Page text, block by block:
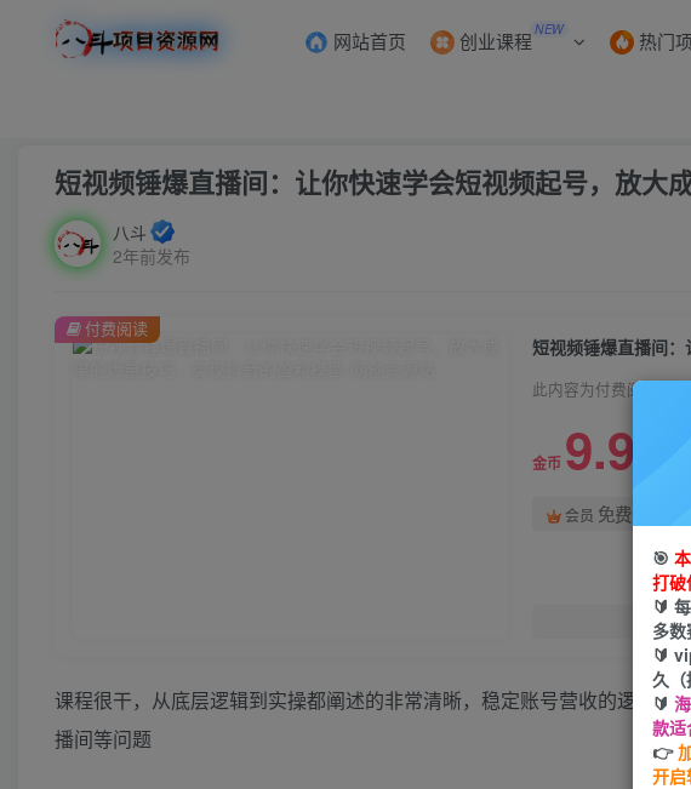
网站首页 创业课程 NEW 热门
短视频锤爆直播间：让你快速学会短视频起号，放大
八斗
2年前发布
此内容为付费阅读，请
金币 9.9
会员 免费
付费阅读
课程很干，从底层逻辑到实操都阐述的非常清晰，稳定账号营收的逻辑
播间等问题
🎯
打破
🔰
多
🔰
久（
🔰
款适
👉
开启